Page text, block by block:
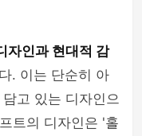
자인과 현대적 감
. 이는 단순히 아
고 있는 디자인으
트의 디자인은 '홀